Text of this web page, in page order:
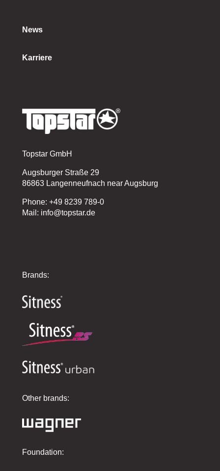
News
Karriere
Topstar GmbH
Augsburger Straße 29
86863 Langenneufnach near Augsburg
Phone: +49 8239 789-0
Mail: info@topstar.de
Brands:
Other brands:
Foundation: